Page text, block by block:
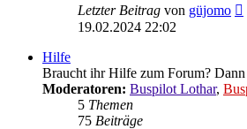
Letzter Beitrag von güjomo
19.02.2024 22:02
Hilfe
Braucht ihr Hilfe zum Forum?
Moderatoren: Buspilot Lothar,
5 Themen
75 Beiträge